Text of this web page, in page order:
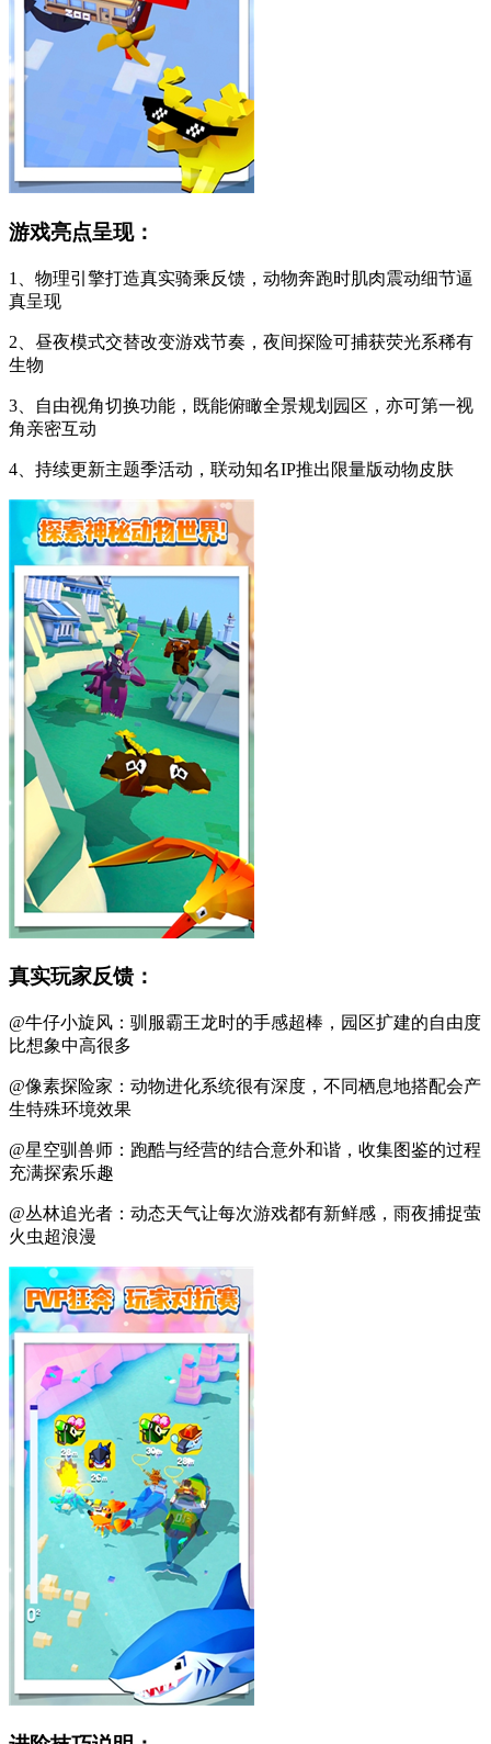
游戏亮点呈现：
1、物理引擎打造真实骑乘反馈，动物奔跑时肌肉震动细节逼
真呈现
2、昼夜模式交替改变游戏节奏，夜间探险可捕获荧光系稀有
生物
3、自由视角切换功能，既能俯瞰全景规划园区，亦可第一视
角亲密互动
4、持续更新主题季活动，联动知名IP推出限量版动物皮肤
真实玩家反馈：
@牛仔小旋风：驯服霸王龙时的手感超棒，园区扩建的自由度
比想象中高很多
@像素探险家：动物进化系统很有深度，不同栖息地搭配会产
生特殊环境效果
@星空驯兽师：跑酷与经营的结合意外和谐，收集图鉴的过程
充满探索乐趣
@丛林追光者：动态天气让每次游戏都有新鲜感，雨夜捕捉萤
火虫超浪漫